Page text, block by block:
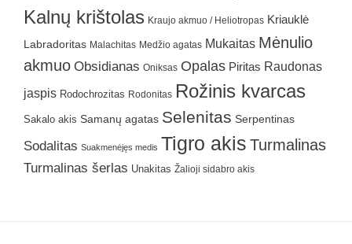
Kalnų krištolas Kraujo akmuo / Heliotropas Kriauklė
Labradoritas Malachitas Medžio agatas Mukaitas Mėnulio
akmuo Obsidianas Oniksas Opalas Piritas Raudonas
jaspis Rodochrozitas Rodonitas Rožinis kvarcas
Sakalo akis Samanų agatas Selenitas Serpentinas
Sodalitas Suakmenėjęs medis Tigro akis Turmalinas
Turmalinas šerlas Unakitas Žalioji sidabro akis